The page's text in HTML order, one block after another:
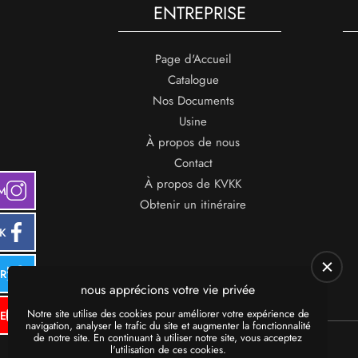
ENTREPRISE
Page d'Accueil
Catalogue
Nos Documents
Usine
À propos de nous
Contact
À propos de KVKK
Obtenir un itinéraire
nous apprécions votre vie privée
Notre site utilise des cookies pour améliorer votre expérience de
navigation, analyser le trafic du site et augmenter la fonctionnalité
de notre site. En continuant à utiliser notre site, vous acceptez
l'utilisation de ces cookies.